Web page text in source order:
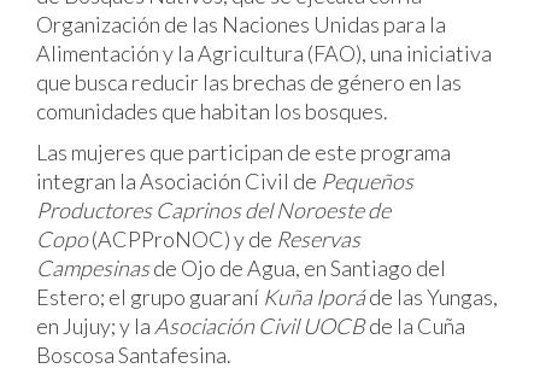
Organización de las Naciones Unidas para la
Alimentación y la Agricultura (FAO), una iniciativa
que busca reducir las brechas de género en las
comunidades que habitan los bosques.
Las mujeres que participan de este programa
integran la Asociación Civil de Pequeños
Productores Caprinos del Noroeste de
Copo(ACPProNOC) y de Reservas
Campesinasde Ojo de Agua, en Santiago del
Estero; el grupo guaraní Kuña Iporáde las Yungas,
en Jujuy; y la Asociación Civil UOCBde la Cuña
Boscosa Santafesina.